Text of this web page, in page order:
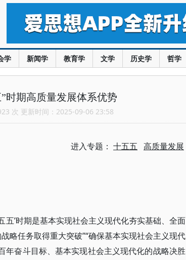
学 新闻学 教育学 文学 历史学 哲学
时期高质量发展体系优势
次 更新时间：2025-09-06 23:58
进入专题： 十五五 高质量发展
五’时期是基本实现社会主义现代化夯实基础、全面
略任务取得重大突破”“确保基本实现社会主义现代
年奋斗目标、基本实现社会主义现代化的战略决胜